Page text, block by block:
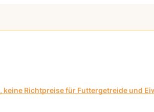
Richtpreise für Futtergetreide und